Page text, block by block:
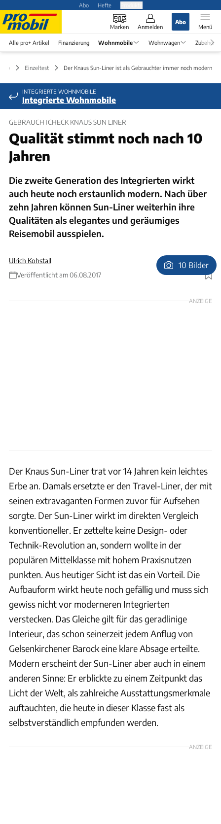
Abo Hefte
Marken Anmelden
Abo
Menü
Alle pro+ Artikel Finanzierung Wohnmobile Wohnwagen Zubehör
Einzeltest Der Knaus Sun-Liner ist als Gebrauchter immer noch modern
INTEGRIERTE WOHNMOBILE
Integrierte Wohnmobile
GEBRAUCHTCHECK KNAUS SUN LINER
Qualität stimmt noch nach 10
Jahren
Die zweite Generation des Integrierten wirkt
auch heute noch erstaunlich modern. Nach über
zehn Jahren können Sun-Liner weiterhin ihre
Qualitäten als elegantes und geräumiges
Reisemobil ausspielen.
Ulrich Kohstall
Veröffentlicht am 06.08.2017
Foto: Fotos: Ulrich Kohstall, ArchivFotos: Ulrich Kohstall, Archiv
10 Bilder
ANZEIGE
Der Knaus Sun-Liner trat vor 14 Jahren kein leichtes
Erbe an. Damals ersetzte er den Travel-Liner, der mit
seinen extravaganten Formen zuvor für Aufsehen
sorgte. Der Sun-Liner wirkt im direkten Vergleich
konventioneller. Er zettelte keine Design- oder
Technik-Revolution an, sondern wollte in der
populären Mittelklasse mit hohem Praxisnutzen
punkten. Aus heutiger Sicht ist das ein Vorteil. Die
Aufbauform wirkt heute noch gefällig und muss sich
gewiss nicht vor moderneren Integrierten
verstecken. Das Gleiche gilt für das geradlinige
Interieur, das schon seinerzeit jedem Anflug von
Gelsenkirchener Barock eine klare Absage erteilte.
Modern erscheint der Sun-Liner aber auch in einem
anderen Sinne: Er erblickte zu einem Zeitpunkt das
Licht der Welt, als zahlreiche Ausstattungsmerkmale
auftauchten, die heute in dieser Klasse fast als
selbstverständlich empfunden werden.
ANZEIGE